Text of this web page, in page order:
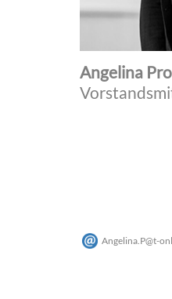
Angelina
Angelina.P@t-